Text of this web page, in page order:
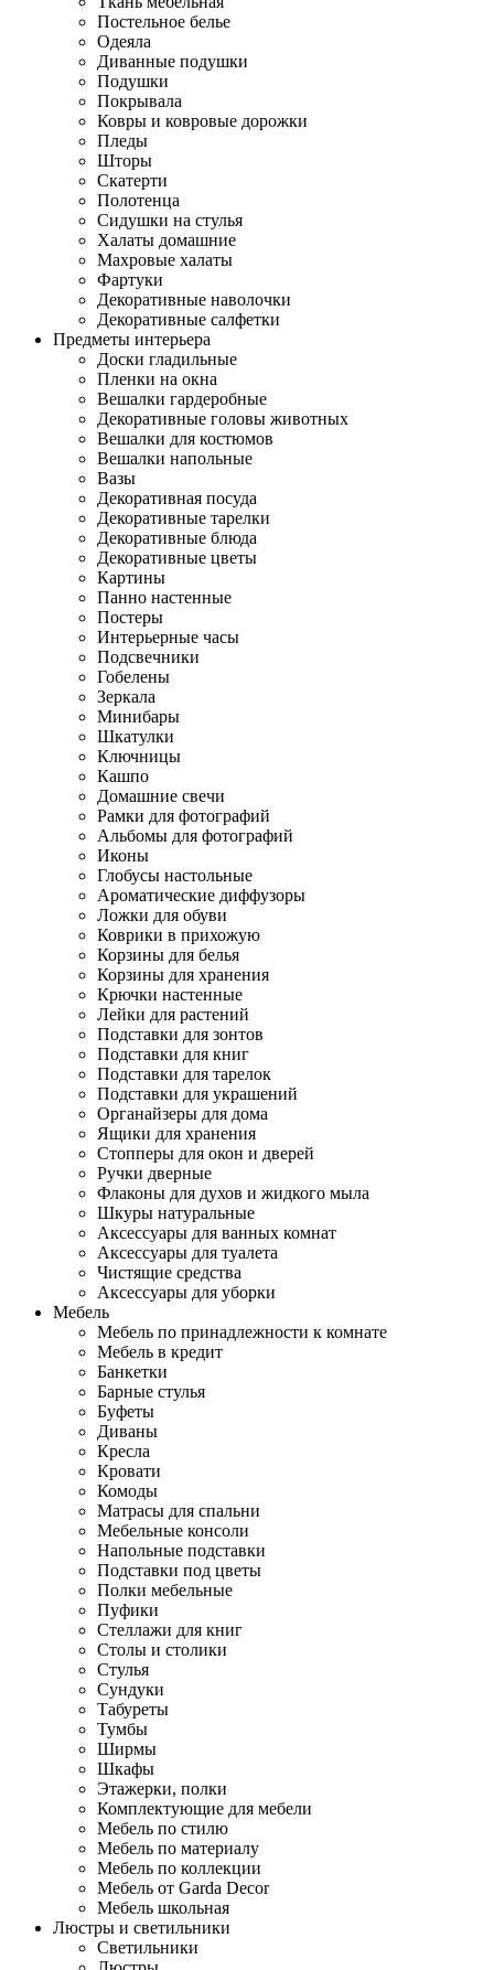
Постельное белье
Одеяла
Диванные подушки
Подушки
Покрывала
Ковры и ковровые дорожки
Пледы
Шторы
Скатерти
Полотенца
Сидушки на стулья
Халаты домашние
Махровые халаты
Фартуки
Декоративные наволочки
Декоративные салфетки
Предметы интерьера
Доски гладильные
Пленки на окна
Вешалки гардеробные
Декоративные головы животных
Вешалки для костюмов
Вешалки напольные
Вазы
Декоративная посуда
Декоративные тарелки
Декоративные блюда
Декоративные цветы
Картины
Панно настенные
Постеры
Интерьерные часы
Подсвечники
Гобелены
Зеркала
Минибары
Шкатулки
Ключницы
Кашпо
Домашние свечи
Рамки для фотографий
Альбомы для фотографий
Иконы
Глобусы настольные
Ароматические диффузоры
Ложки для обуви
Коврики в прихожую
Корзины для белья
Корзины для хранения
Крючки настенные
Лейки для растений
Подставки для зонтов
Подставки для книг
Подставки для тарелок
Подставки для украшений
Органайзеры для дома
Ящики для хранения
Стопперы для окон и дверей
Ручки дверные
Флаконы для духов и жидкого мыла
Шкуры натуральные
Аксессуары для ванных комнат
Аксессуары для туалета
Чистящие средства
Аксессуары для уборки
Мебель
Мебель по принадлежности к комнате
Мебель в кредит
Банкетки
Барные стулья
Буфеты
Диваны
Кресла
Кровати
Комоды
Матрасы для спальни
Мебельные консоли
Напольные подставки
Подставки под цветы
Полки мебельные
Пуфики
Стеллажи для книг
Столы и столики
Стулья
Сундуки
Табуреты
Тумбы
Ширмы
Шкафы
Этажерки, полки
Комплектующие для мебели
Мебель по стилю
Мебель по материалу
Мебель по коллекции
Мебель от Garda Decor
Мебель школьная
Люстры и светильники
Светильники